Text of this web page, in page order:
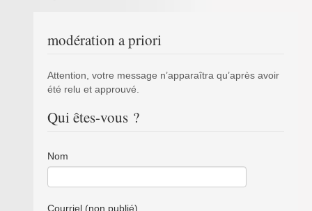
modération a priori
Attention, votre message n’apparaîtra qu’après avoir
été relu et approuvé.
Qui êtes-vous ?
Nom
Courriel (non publié)